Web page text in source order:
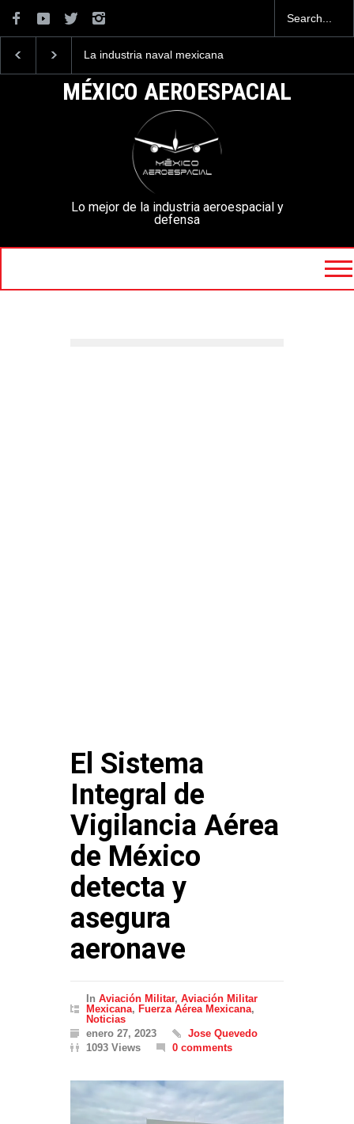
La industria naval mexicana
la Armada de México
mexicanos cuesta 2.9
millones de dólares
MÉXICO AEROESPACIAL
Lo mejor de la industria aeroespacial y
defensa
El Sistema
Integral de
Vigilancia Aérea
de México
detecta y
asegura
aeronave
In Aviación Militar, Aviación Militar
Mexicana, Fuerza Aérea Mexicana,
Noticias
enero 27, 2023
Jose Quevedo
1093 Views
0 comments